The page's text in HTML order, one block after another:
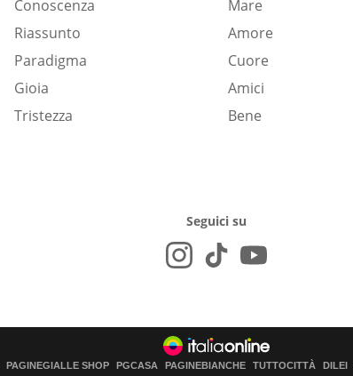
Conoscenza
Riassunto
Paradigma
Gioia
Tristezza
Mare
Amore
Cuore
Amici
Bene
Seguici su
PAGINEGIALLE SHOP PGCASA PAGINEBIANCHE TUTTOCITTÀ DILEI